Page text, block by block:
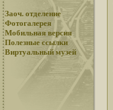
Заоч. отделение
Фотогалерея
Мобильная версия
Полезные ссылки
Виртуальный музей